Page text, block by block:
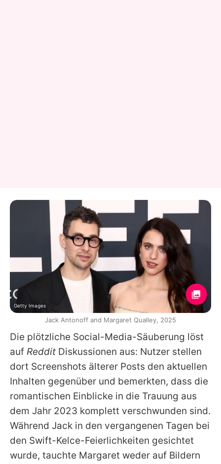
Die plötzliche Social-Media-Säuberung löst
auf Reddit Diskussionen aus: Nutzer stellen
dort Screenshots älterer Posts den aktuellen
Inhalten gegenüber und bemerkten, dass die
romantischen Einblicke in die Trauung aus
dem Jahr 2023 komplett verschwunden sind.
Während Jack in den vergangenen Tagen bei
den Swift-Kelce-Feierlichkeiten gesichtet
wurde, tauchte Margaret weder auf Bildern
Getty Images
Jack Antonoff and Margaret Qualley, 2025